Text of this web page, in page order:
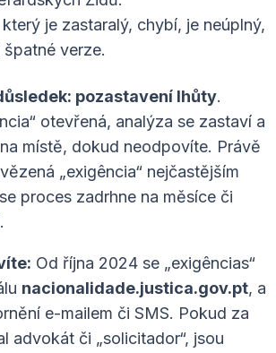
je zastaralý, chybí, je neúplný,
verze.
pozastavení lhůty.
otevřená, analýza se zastaví a
místě, dokud neodpovíte. Právě
„exigência“ nejčastějším
proces zadrhne na měsíce či
Od října 2024 se „exigências“
nacionalidade.justica.gov.pt, a
e-mailem či SMS. Pokud za
advokát či „solicitador“, jsou